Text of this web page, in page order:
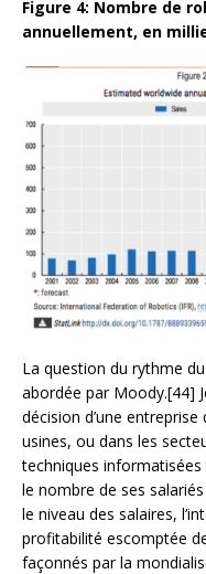
Figure 4: Nombre de
annuellement, en
La question du rythme
abordée par Moody.[44]
décision d’une
usines, ou dans les
techniques
le nombre de ses
le niveau des salaires,
profitabilité escomptée
façonnés par la